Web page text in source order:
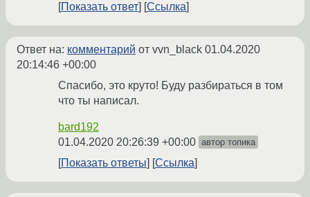
Показать ответ Ссылка
Ответ на: комментарий от vvn_black 01.04.2020
20:14:46 +00:00
Спасибо, это круто! Буду разбираться в том
что ты написал.
bard192
01.04.2020 20:26:39 +00:00 автор топика
Показать ответы Ссылка